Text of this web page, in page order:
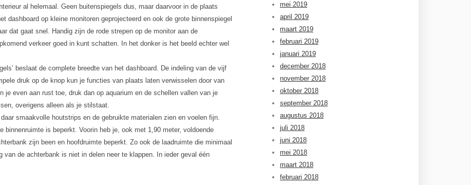
al helemaal. Geen buitenspiegels dus, maar daarvoor in de plaats
dashboard op kleine monitoren geprojecteerd en ook de grote binnenspiegel
dat gaat snel. Handig zijn de rode strepen op de monitor aan de
verkeer goed in kunt schatten. In het donker is het beeld echter wel
beslaat de complete breedte van het dashboard. De indeling van de vijf
druk op de knop kun je functies van plaats laten verwisselen door van
je even aan rust toe, druk dan op aquarium en de schellen vallen van je
overigens alleen als je stilstaat.
smaakvolle houtstrips en de gebruikte materialen zien en voelen fijn.
binnenruimte is beperkt. Voorin heb je, ook met 1,90 meter, voldoende
zijn been en hoofdruimte beperkt. Zo ook de laadruimte die minimaal
van de achterbank is niet in delen neer te klappen. In ieder geval één
mei 2019
april 2019
maart 2019
februari 2019
januari 2019
december 2018
november 2018
oktober 2018
september 2018
augustus 2018
juli 2018
juni 2018
mei 2018
maart 2018
februari 2018